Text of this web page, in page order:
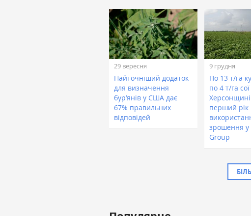
29 вересня
Найточніший додаток
для визначення
бур’янів у США дає
67% правильних
відповідей
9 грудня
По 13 т/га
по 4 т/га
перший рік
зрошення у
Group